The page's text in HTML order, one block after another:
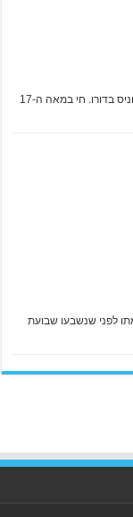
רבי אברהם הכהן (באבא רבי) (הראשון) זצ"ל מגדול דיני תוניס בדורו. חי במאה ה17-
שמתו לפני שנשבעו שבועת